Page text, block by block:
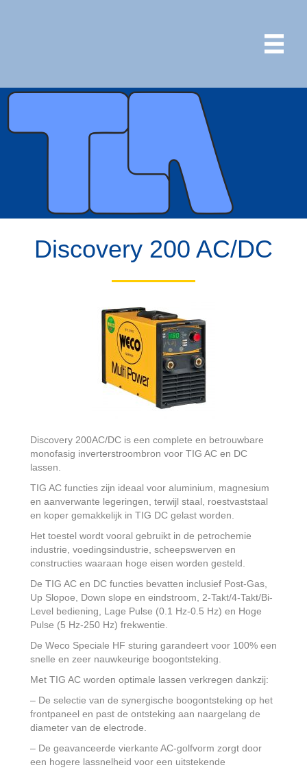
Discovery 200 AC/DC
Discovery 200AC/DC is een complete en betrouwbare
monofasig inverterstroombron voor TIG AC en DC
lassen.
TIG AC functies zijn ideaal voor aluminium, magnesium
en aanverwante legeringen, terwijl staal, roestvaststaal
en koper gemakkelijk in TIG DC gelast worden.
Het toestel wordt vooral gebruikt in de petrochemie
industrie, voedingsindustrie, scheepswerven en
constructies waaraan hoge eisen worden gesteld.
De TIG AC en DC functies bevatten inclusief Post-Gas,
Up Slopoe, Down slope en eindstroom, 2-Takt/4-Takt/Bi-
Level bediening, Lage Pulse (0.1 Hz-0.5 Hz) en Hoge
Pulse (5 Hz-250 Hz) frekwentie.
De Weco Speciale HF sturing garandeert voor 100% een
snelle en zeer nauwkeurige boogontsteking.
Met TIG AC worden optimale lassen verkregen dankzij:
– De selectie van de synergische boogontsteking op het
frontpaneel en past de ontsteking aan naargelang de
diameter van de electrode.
– De geavanceerde vierkante AC-golfvorm zorgt door
een hogere lassnelheid voor een uitstekende